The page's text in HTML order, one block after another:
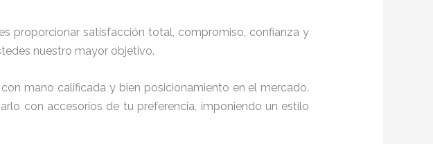
proporcionar satisfacción total, compromiso, confianza y
nuestro mayor objetivo.
mano calificada y bien posicionamiento en el mercado.
con accesorios de tu preferencia, imponiendo un estilo